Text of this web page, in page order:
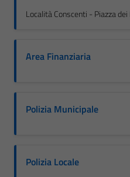
Località Conscenti - Piazza
Area Finanziaria
Polizia Municipale
Polizia Locale